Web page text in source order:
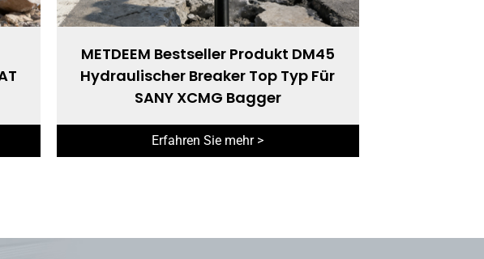
METDEEM Bestseller Produkt DM45
Hydraulischer Breaker Top Typ Für
SANY XCMG Bagger
Erfahren Sie mehr >